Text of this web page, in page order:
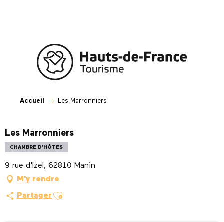
Accueil Les Marronniers
Les Marronniers
CHAMBRE D'HÔTES
9 rue d'Izel, 62810 Manin
M'y rendre
Partager Ajouter aux favoris